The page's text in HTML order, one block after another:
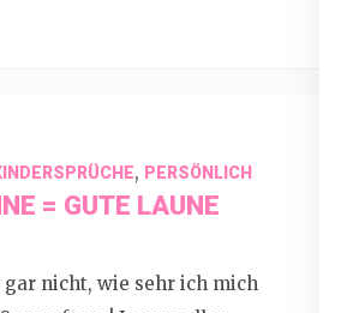
, PERSÖNLICH
= GUTE LAUNE
nicht, wie sehr ich mich